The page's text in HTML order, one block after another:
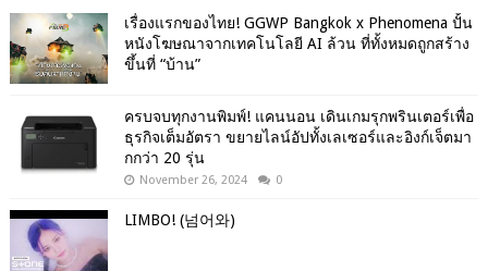
เรื่องแรกของไทย! GGWP Bangkok x Phenomena ปั้น
หนังโฆษณาจากเทคโนโลยี AI ล้วน ที่ทั้งหมดถูกสร้าง
ขึ้นที่ “บ้าน”
ครบจบทุกงานพิมพ์! แคนนอน เดินเกมรุกพรินเตอร์เพื่อ
ธุรกิจเต็มอัตรา ขยายไลน์อัปทั้งเลเซอร์และอิงก์เจ็ตมา
กกว่า 20 รุ่น
November 26, 2024 0
LIMBO! (넘어와)